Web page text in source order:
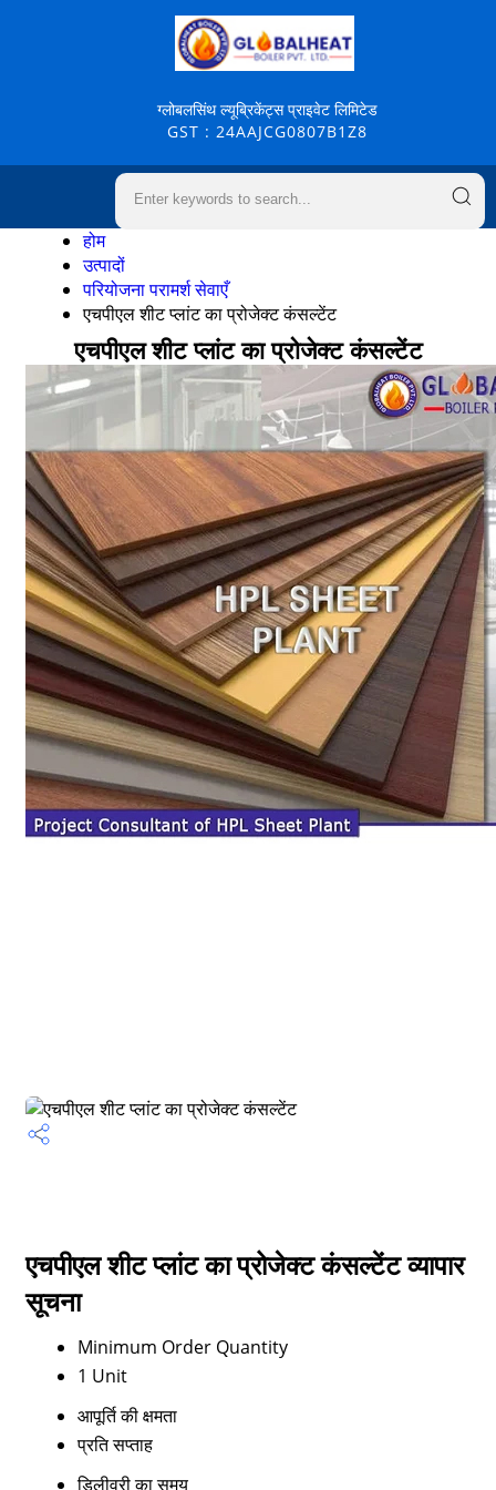
ग्लोबलसिंथ ल्यूब्रिकेंट्स प्राइवेट लिमिटेड
GST : 24AAJCG0807B1Z8
होम
उत्पादों
परियोजना परामर्श सेवाएँ
एचपीएल शीट प्लांट का प्रोजेक्ट कंसल्टेंट
एचपीएल शीट प्लांट का प्रोजेक्ट कंसल्टेंट
एचपीएल शीट प्लांट का प्रोजेक्ट कंसल्टेंट व्यापार
सूचना
Minimum Order Quantity
1 Unit
आपूर्ति की क्षमता
प्रति सप्ताह
डिलीवरी का समय